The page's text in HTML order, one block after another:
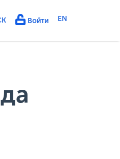
Войти EN